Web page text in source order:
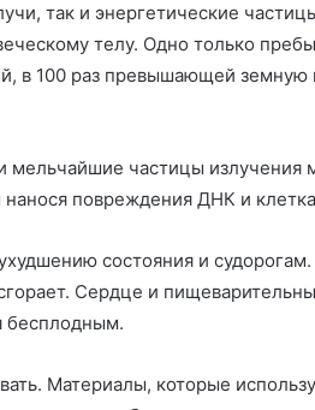
так и энергетические
телу. Одно только
в 100 раз превышающей земную
частицы излучения
повреждения ДНК и
состояния и
Сердце и
бесплодным.
Материалы, которые